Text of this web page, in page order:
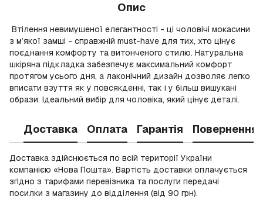
Опис
Втілення невимушеної елегантності - ці чоловічі мокасини
з м’якої замші - справжній must-have для тих, хто цінує
поєднання комфорту та витонченого стилю. Натуральна
шкіряна підкладка забезпечує максимальний комфорт
протягом усього дня, а лаконічний дизайн дозволяє легко
вписати взуття як у повсякденні, так і у більш вишукані
образи. Ідеальний вибір для чоловіка, який цінує деталі.
Доставка Оплата Гарантія Повернення
Доставка здійснюється по всій території України
компанією «Нова Пошта». Вартість доставки оплачується
згідно з тарифами перевізника та послуги передачі
посилки з магазину до відділення (від 90 грн).